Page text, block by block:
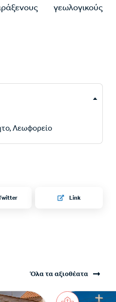
γεωλογικούς
Λεωφορείο
Link
Όλα τα αξιοθέατα